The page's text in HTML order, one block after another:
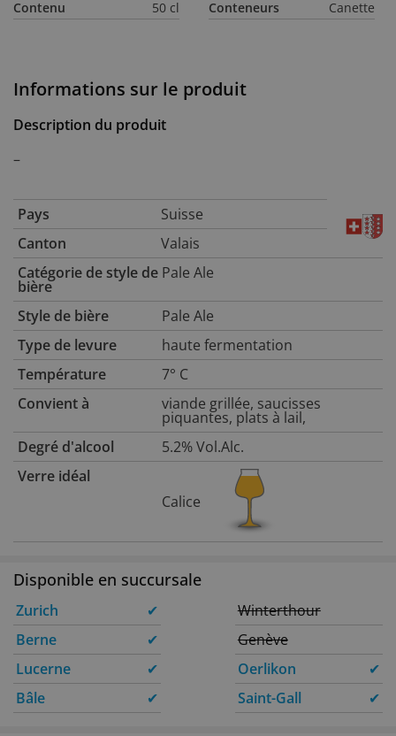
Informations sur le produit
Description du produit
–
Pays
Suisse
Canton
Valais
Catégorie de style de
bière
Pale Ale
Style de bière
Pale Ale
Type de levure
haute fermentation
Température
7° C
Convient à
viande grillée, saucisses
piquantes, plats à lail,
Degré d'alcool
5.2% Vol.Alc.
Verre idéal
Calice
Contenu 50 cl Conteneurs Canette
Disponible en succursale
Zurich
✔
Berne
✔
Lucerne
✔
Bâle
✔
Winterthour
Genève
Oerlikon
✔
Saint-Gall
✔